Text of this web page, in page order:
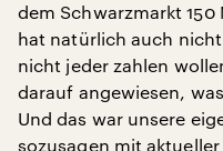
dem Schwarzmarkt 150
hat natürlich auch
nicht jeder zahlen
darauf angewiesen,
Und das war unsere
sozusagen mit